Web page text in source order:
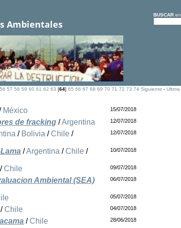
Ambientales
BUSCARen
56 57 58 59 60 61 62 63 [64] 65 66 67 68 69 70 71 72 73 74 Siguiente - Ultima
México 15/07/2018
de fracking /Argentina 12/07/2018
/ Bolivia / Chile /
12/07/2018
/Argentina / Chile /
10/07/2018
/ Chile 09/07/2018
Ambiental (SEA)
06/07/2018
05/07/2018
/ Chile 04/07/2018
/ Chile 28/06/2018